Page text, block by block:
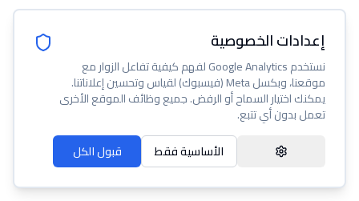
إعدادات الخصوصية
نستخدم Google Analytics لفهم كيفية تفاعل الزوار مع
موقعنا، وبكسل Meta (فيسبوك) لقياس وتحسين إعلاناتنا.
يمكنك اختيار السماح أو الرفض. جميع وظائف الموقع الأخرى
تعمل بدون أي تتبع.
قبول الكل
الأساسية فقط